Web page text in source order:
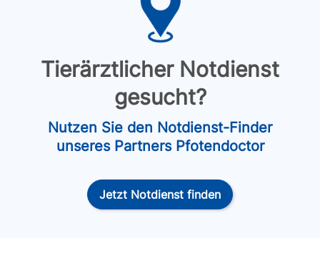
Tierärztlicher Notdienst
gesucht?
Nutzen Sie den Notdienst-Finder
unseres Partners Pfotendoctor
Jetzt Notdienst finden